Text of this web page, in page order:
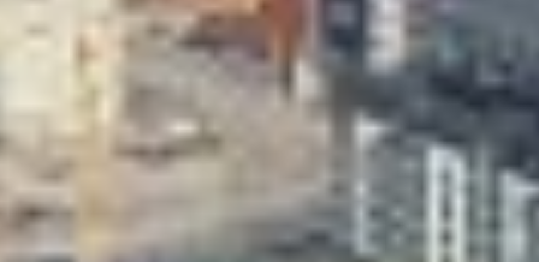
Kirjasto
Valon Kaupunki
Lasten Lysti & LystiKylä-festivaali